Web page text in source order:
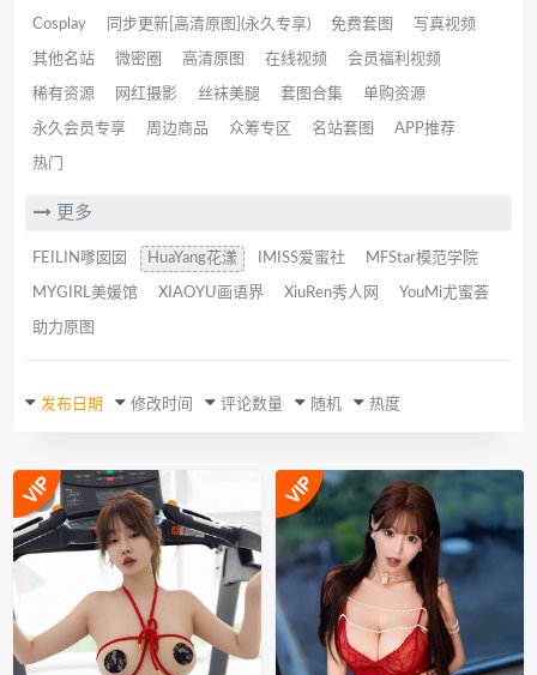
Cosplay 同步更新[高清原图](永久专享) 免费套图 写真视频
其他名站 微密圈 高清原图 在线视频 会员福利视频
稀有资源 网红摄影 丝袜美腿 套图合集 单购资源
永久会员专享 周边商品 众筹专区 名站套图 APP推荐
热门
更多
FEILIN嗲囡囡 HuaYang花漾 IMISS爱蜜社 MFStar模范学院
MYGIRL美媛馆 XIAOYU画语界 XiuRen秀人网 YouMi尤蜜荟
助力原图
发布日期 修改时间 评论数量 随机 热度